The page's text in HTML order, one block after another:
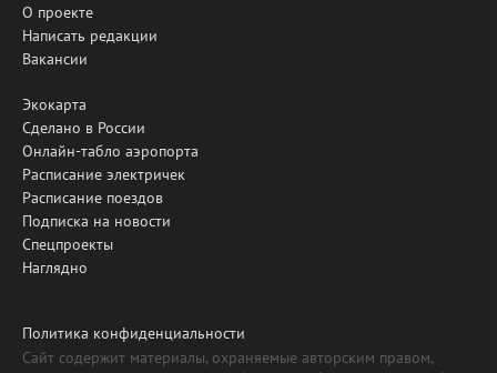
О проекте
Написать редакции
Вакансии
Экокарта
Сделано в России
Онлайн-табло аэропорта
Расписание электричек
Расписание поездов
Подписка на новости
Спецпроекты
Наглядно
Политика конфиденциальности
Сайт содержит материалы, охраняемые авторским правом,